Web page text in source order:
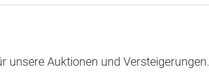
unsere Auktionen und Versteigerungen.